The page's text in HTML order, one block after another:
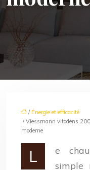
/ Énergie et efficacité
/ Viessmann vitodens
moderne
L
e
simple